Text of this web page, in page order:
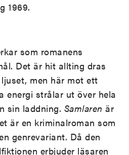
1969.
som romanens
Det är hit allting dras
men här mot ett
energi strålar ut över hela
sin laddning. Samlaren är
är en kriminalroman som
genrevariant. Då den
erbjuder läsaren